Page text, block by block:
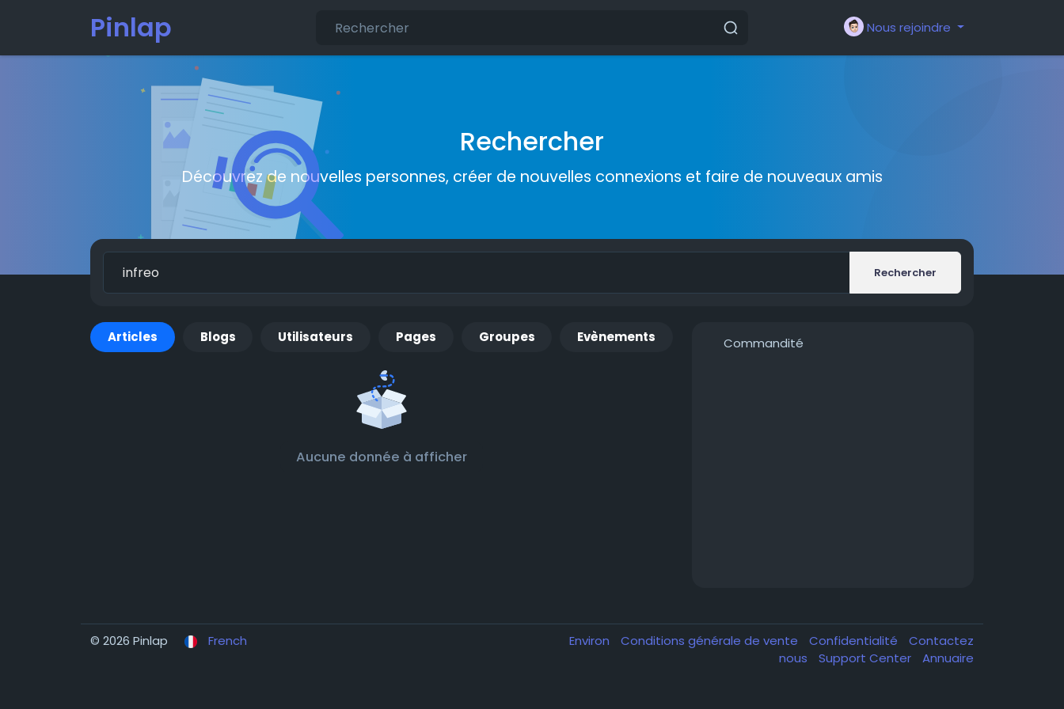
Pinlap Nous rejoindre
Rechercher
Découvrez de nouvelles personnes, créer de nouvelles connexions et faire de nouveaux amis
Rechercher
Articles Blogs Utilisateurs Pages Groupes Evènements
Aucune donnée à afficher
Commandité
© 2026 Pinlap French Environ Conditions générale de vente Confidentialité
Contactez
nous
Support Center Annuaire